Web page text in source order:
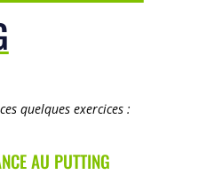
quelques exercices :
AU PUTTING